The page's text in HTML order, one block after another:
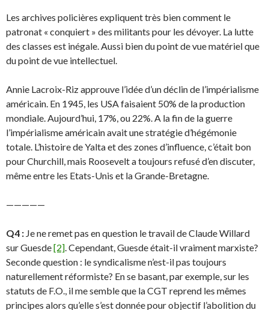
Les archives policières expliquent très bien comment le
patronat « conquiert » des militants pour les dévoyer. La lutte
des classes est inégale. Aussi bien du point de vue matériel que
du point de vue intellectuel.
Annie Lacroix-Riz approuve l’idée d’un déclin de l’impérialisme
américain. En 1945, les USA faisaient 50% de la production
mondiale. Aujourd’hui, 17%, ou 22%. A la fin de la guerre
l’impérialisme américain avait une stratégie d’hégémonie
totale. L’histoire de Yalta et des zones d’influence, c’était bon
pour Churchill, mais Roosevelt a toujours refusé d’en discuter,
même entre les Etats-Unis et la Grande-Bretagne.
—————
Q4 : Je ne remet pas en question le travail de Claude Willard
sur Guesde[2]. Cependant, Guesde était-il vraiment marxiste?
Seconde question : le syndicalisme n’est-il pas toujours
naturellement réformiste? En se basant, par exemple, sur les
statuts de F.O., il me semble que la CGT reprend les mêmes
principes alors qu’elle s’est donnée pour objectif l’abolition du